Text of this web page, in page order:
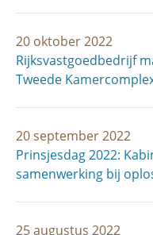
20 oktober 2022
Rijksvastgoedbedrijf
Tweede
20 september 2022
Prinsjesdag 2022:
samenwerking bij
25 augustus 2022